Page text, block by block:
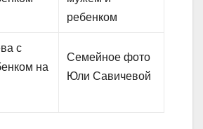
с
на
Семейное фото
Юли Савичевой